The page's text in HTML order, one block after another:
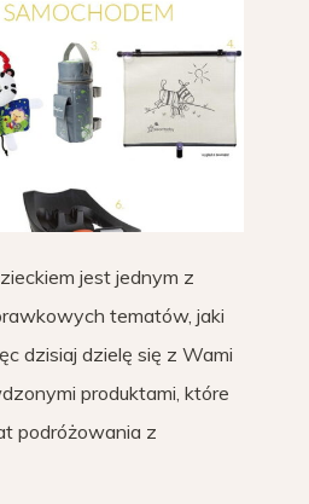
jest jednym z
tematów, jaki
dzisiaj dzielę się z Wami
produktami, które
podróżowania z